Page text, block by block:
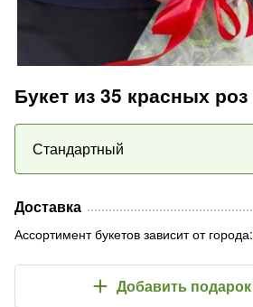
Букет из 35 красных роз
Стандартный
Доставка
Ассортимент букетов зависит от города:
Добавить подарок